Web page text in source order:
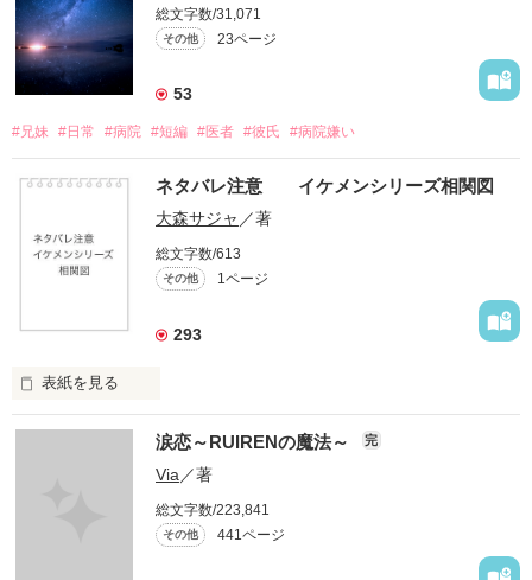
総文字数/31,071
その他 23ページ
53
#兄妹 #日常 #病院 #短編 #医者 #彼氏 #病院嫌い
ネタバレ注意 イケメンシリーズ相関図
大森サジャ ／著
総文字数/613
その他 1ページ
293
表紙を見る
イケメンシリーズ相関図
第一弾から第十弾
作品を読むのに役立てばと思います
涙恋～RUIRENの魔法～ 完
Via／著
総文字数/223,841
その他 441ページ